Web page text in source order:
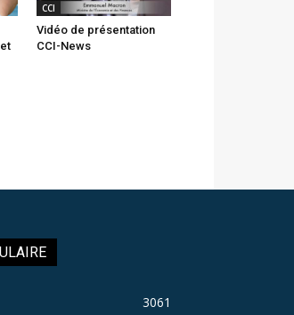
CCI
Vidéo de présentation
CCI-News
3061